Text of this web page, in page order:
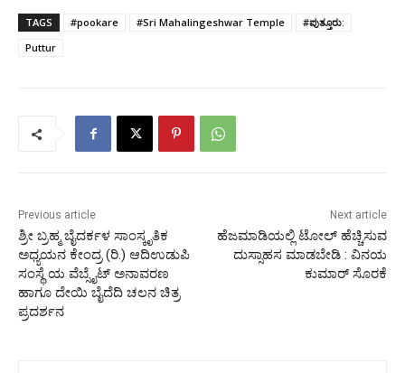
TAGS #pookare #Sri Mahalingeshwar Temple
#ಪುತ್ತೂರು:
Puttur
Previous article
ಶ್ರೀ ಬ್ರಹ್ಮ ಬೈದರ್ಕಳ ಸಾಂಸ್ಕೃತಿಕ
ಅಧ್ಯಯನ ಕೇಂದ್ರ (ರಿ.) ಆದಿಉಡುಪಿ
ಸಂಸ್ಥೆ ಯ ವೆಬ್ಸೈಟ್ ಅನಾವರಣ
ಹಾಗೂ ದೇಯಿ ಬೈದೆದಿ ಚಲನ ಚಿತ್ರ
ಪ್ರದರ್ಶನ
Next article
ಹೆಜಮಾಡಿಯಲ್ಲಿ ಟೋಲ್ ಹೆಚ್ಚಿಸುವ
ದುಸ್ಸಾಹಸ ಮಾಡಬೇಡಿ : ವಿನಯ
ಕುಮಾರ್ ಸೊರಕೆ